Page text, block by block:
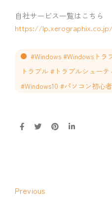
自社サービス一覧はこちら
https://lp.xerographix.co.jp/
#Windows #Windowsトラ
トラブル #トラブルシューテ
#Windows10 #パソコン初心
Previous